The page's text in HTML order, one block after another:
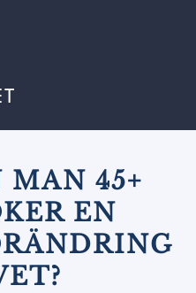
MAN 45+
EN